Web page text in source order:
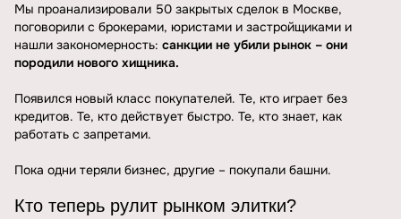
Мы проанализировали 50 закрытых сделок в Москве,
поговорили с брокерами, юристами и застройщиками и
нашли закономерность: санкции не убили рынок – они
породили нового хищника.
Появился новый класс покупателей. Те, кто играет без
кредитов. Те, кто действует быстро. Те, кто знает, как
работать с запретами.
Пока одни теряли бизнес, другие – покупали башни.
Кто теперь рулит рынком элитки?